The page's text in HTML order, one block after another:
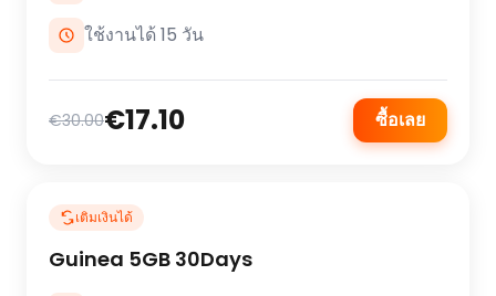
ใช้งานได้ 15 วัน
€30.00€17.10 ซื้อเลย
เติมเงินได้
Guinea 5GB 30Days